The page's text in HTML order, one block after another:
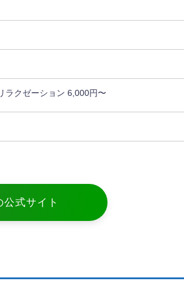
ラクゼーション 6,000円〜
式サイト